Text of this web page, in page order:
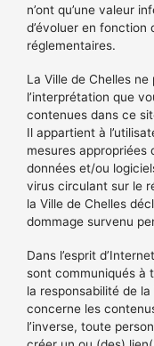
n’ont qu’une valeur
d’évoluer en
réglementaires.
La Ville de Chelles
l’interprétation que
contenues dans ce
Il appartient à
mesures appropriées
données et/ou
virus circulant sur le
la Ville de Chelles
dommage survenu
Dans l’esprit
sont communiqués à
la responsabilité de
concerne les
l’inverse, toute